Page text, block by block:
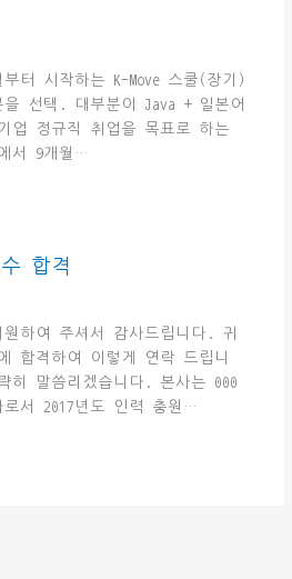
터 시작하는 K-Move 스쿨(장기)
선택. 대부분이 Java + 일본어
업 정규직 취업을 목표로 하는
서 9개월…
합격
하여 주셔서 감사드립니다. 귀
합격하여 이렇게 연락 드립니
히 말씀리겠습니다. 본사는 000
서 2017년도 인력 충원…